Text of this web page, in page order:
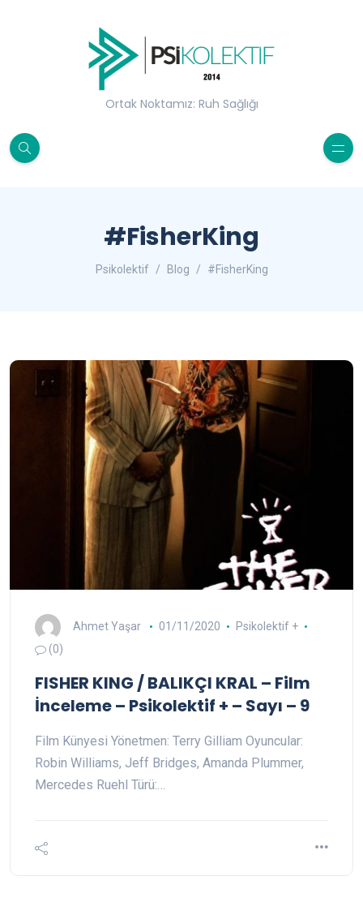
Ortak Noktamız: Ruh Sağlığı
#FisherKing
Psikolektif Blog #FisherKing
Ahmet Yaşar 01/11/2020
Psikolektif +
(0)
FISHER KING / BALIKÇI KRAL – Film
İnceleme – Psikolektif + – Sayı – 9
Film Künyesi Yönetmen: Terry Gilliam Oyuncular:
Robin Williams, Jeff Bridges, Amanda Plummer,
Mercedes Ruehl Türü:…